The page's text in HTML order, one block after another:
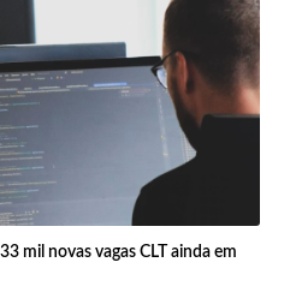
mil novas vagas CLT ainda em